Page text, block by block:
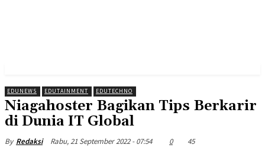
EDUNEWS EDUTAINMENT EDUTECHNO
Niagahoster Bagikan Tips Berkarir
di Dunia IT Global
By Redaksi Rabu, 21 September 2022 - 07:54 0 45